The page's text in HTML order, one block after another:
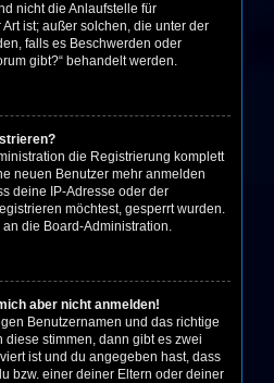
nicht die Anlaufstelle für
ist; außer solchen, die unter der
falls es Beschwerden oder
gibt?“ behandelt werden.
die Registrierung komplett
neuen Benutzer mehr anmelden
deine IP-Adresse oder der
möchtest, gesperrt wurden.
die Board-Administration.
aber nicht anmelden!
Benutzernamen und das richtige
diese stimmen, dann gibt es zwei
ist und du angegeben hast, dass
bzw. einer deiner Eltern oder deiner